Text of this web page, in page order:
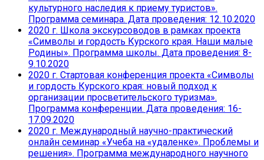
культурного наследия к приему туристов».
Программа семинара. Дата проведения: 12.10.2020
2020 г. Школа экскурсоводов в рамках проекта
«Символы и гордость Курского края. Наши малые
Родины». Программа школы. Дата проведения: 8-
9.10.2020
2020 г. Стартовая конференция проекта «Символы
и гордость Курского края: новый подход к
организации просветительского туризма».
Программа конференции. Дата проведения: 16-
17.09.2020
2020 г. Международный научно-практический
онлайн семинар «Учеба на «удаленке». Проблемы и
решения». Программа международного научного